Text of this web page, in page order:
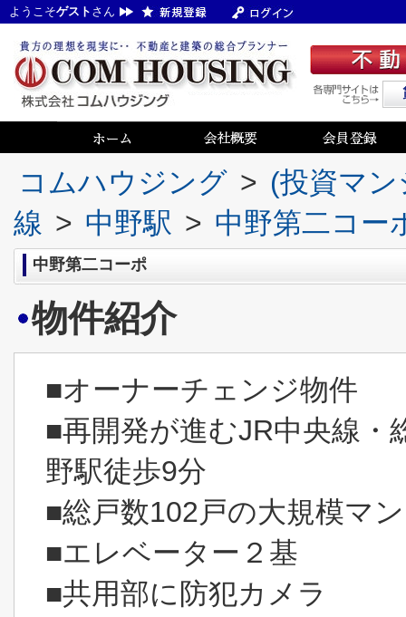
ようこそゲスト さん
コムハウジング > (投資マ
線 > 中野駅 > 中野第二コー
中野第二コーポ
物件紹介
■オーナーチェンジ物件
■再開発が進むJR中央線・
野駅徒歩9分
■総戸数102戸の大規模マ
■エレベーター２基
■共用部に防犯カメラ